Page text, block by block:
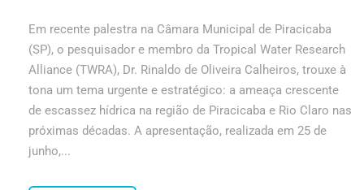
Em recente palestra na Câmara Municipal de Piracicaba
(SP), o pesquisador e membro da Tropical Water Research
Alliance (TWRA), Dr. Rinaldo de Oliveira Calheiros, trouxe à
tona um tema urgente e estratégico: a ameaça crescente
de escassez hídrica na região de Piracicaba e Rio Claro nas
próximas décadas. A apresentação, realizada em 25 de
junho,...